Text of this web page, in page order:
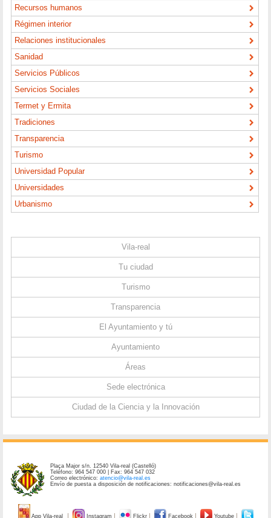
Recursos humanos
Régimen interior
Relaciones institucionales
Sanidad
Servicios Públicos
Servicios Sociales
Termet y Ermita
Tradiciones
Transparencia
Turismo
Universidad Popular
Universidades
Urbanismo
Vila-real
Tu ciudad
Turismo
Transparencia
El Ayuntamiento y tú
Ayuntamiento
Áreas
Sede electrónica
Ciudad de la Ciencia y la Innovación
Plaça Major s/n. 12540 Vila-real (Castelló)
Teléfono: 964 547 000 | Fax: 964 547 032
Correo electrónico:atencio@vila-real.es
Envío de puesta a disposición de notificaciones: notificaciones@vila-real.es
App Vila-real Instagram Flickr Facebook Youtube